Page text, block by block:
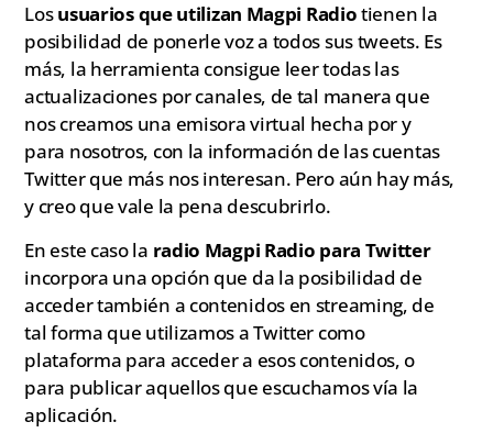
Losusuarios que utilizan Magpi Radiotienen la
posibilidad de ponerle voz a todos sus tweets. Es
más, la herramienta consigue leer todas las
actualizaciones por canales, de tal manera que
nos creamos una emisora virtual hecha por y
para nosotros, con la información de las cuentas
Twitter que más nos interesan. Pero aún hay más,
y creo que vale la pena descubrirlo.
En este caso la radio Magpi Radio para Twitter
incorpora una opción que da la posibilidad de
acceder también a contenidos en streaming, de
tal forma que utilizamos a Twitter como
plataforma para acceder a esos contenidos, o
para publicar aquellos que escuchamos vía la
aplicación.